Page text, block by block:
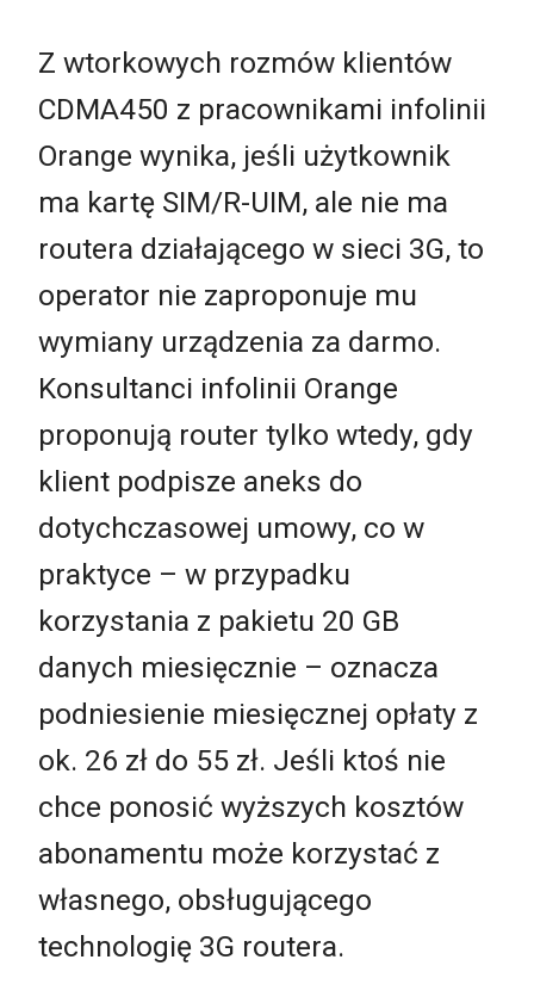
Z wtorkowych rozmów klientów
CDMA450 z pracownikami infolinii
Orange wynika, jeśli użytkownik
ma kartę SIM/R-UIM, ale nie ma
routera działającego w sieci 3G, to
operator nie zaproponuje mu
wymiany urządzenia za darmo.
Konsultanci infolinii Orange
proponują router tylko wtedy, gdy
klient podpisze aneks do
dotychczasowej umowy, co w
praktyce – w przypadku
korzystania z pakietu 20 GB
danych miesięcznie – oznacza
podniesienie miesięcznej opłaty z
ok. 26 zł do 55 zł. Jeśli ktoś nie
chce ponosić wyższych kosztów
abonamentu może korzystać z
własnego, obsługującego
technologię 3G routera.